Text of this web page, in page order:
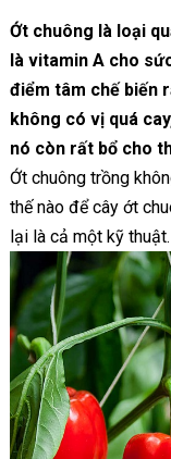
Ớt chuông là loại
là vitamin A cho
điểm tâm chế biến
không có vị quá
nó còn rất bổ cho
Ớt chuông trồng
thế nào để cây ớt
lại là cả một kỹ thuật.